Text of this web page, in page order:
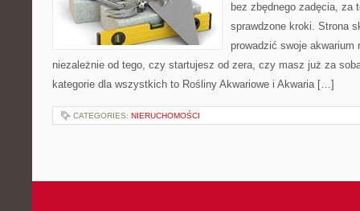
bez zbędnego zadęcia, za
sprawdzone kroki. Strona
prowadzić swoje akwarium
niezależnie od tego, czy startujesz od zera, czy masz już za
kategorie dla wszystkich to Rośliny Akwariowe i Akwaria […]
CATEGORIES: NIERUCHOMOŚCI